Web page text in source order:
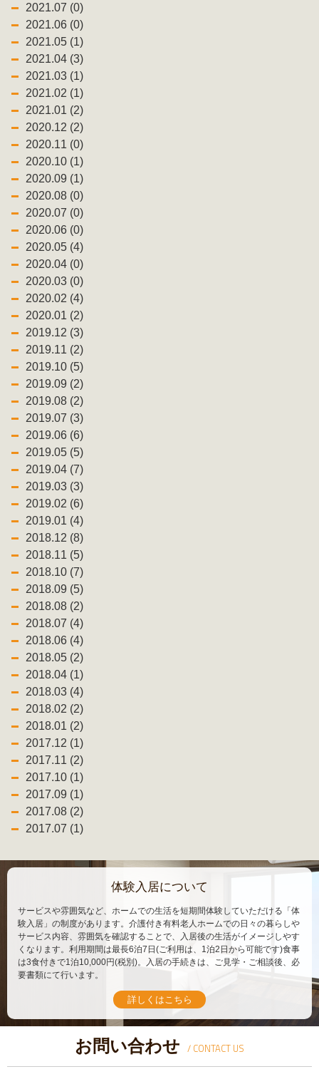
2021.07 (0)
2021.06 (0)
2021.05 (1)
2021.04 (3)
2021.03 (1)
2021.02 (1)
2021.01 (2)
2020.12 (2)
2020.11 (0)
2020.10 (1)
2020.09 (1)
2020.08 (0)
2020.07 (0)
2020.06 (0)
2020.05 (4)
2020.04 (0)
2020.03 (0)
2020.02 (4)
2020.01 (2)
2019.12 (3)
2019.11 (2)
2019.10 (5)
2019.09 (2)
2019.08 (2)
2019.07 (3)
2019.06 (6)
2019.05 (5)
2019.04 (7)
2019.03 (3)
2019.02 (6)
2019.01 (4)
2018.12 (8)
2018.11 (5)
2018.10 (7)
2018.09 (5)
2018.08 (2)
2018.07 (4)
2018.06 (4)
2018.05 (2)
2018.04 (1)
2018.03 (4)
2018.02 (2)
2018.01 (2)
2017.12 (1)
2017.11 (2)
2017.10 (1)
2017.09 (1)
2017.08 (2)
2017.07 (1)
体験入居について
サービスや雰囲気など、ホームでの生活を短期間体験していただける「体
験入居」の制度があります。介護付き有料老人ホームでの日々の暮らしや
サービス内容、雰囲気を確認することで、入居後の生活がイメージしやす
くなります。利用期間は最長6泊7日(ご利用は、1泊2日から可能です)食事
は3食付きで1泊10,000円(税別)。入居の手続きは、ご見学・ご相談後、必
要書類にて行います。
詳しくはこちら
お問い合わせ / CONTACT US